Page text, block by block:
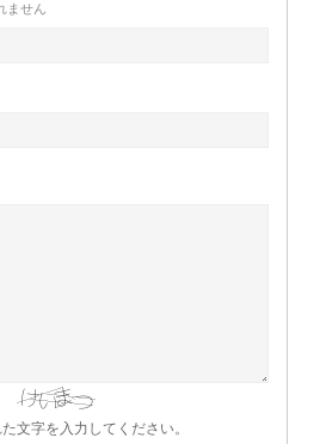
ません
文字を入力してください。